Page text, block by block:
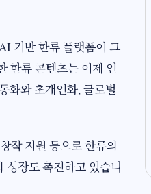
기반 한류 플랫폼이 그
한류 콘텐츠는 이제 인
화와 초개인화, 글로벌
작 지원 등으로 한류의
성장도 촉진하고 있습니